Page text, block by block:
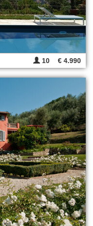
10 € 4.990